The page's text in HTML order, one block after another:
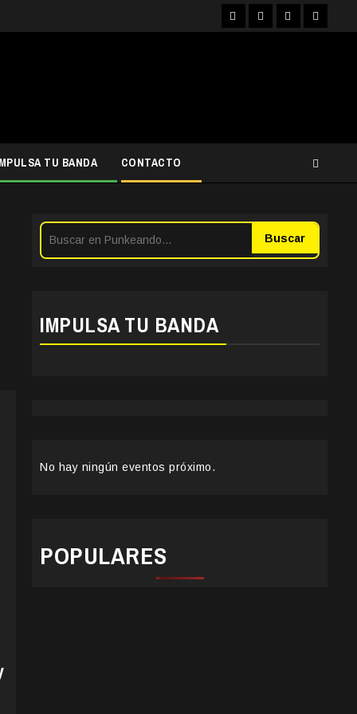
FacebookInstagram
YouTubeTwitter
TU BANDA CONTACTO
Buscar
IMPULSA TU BANDA
No hay ningún eventos próximo.
POPULARES